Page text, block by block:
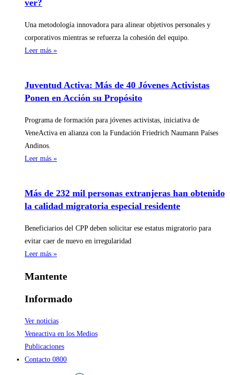
ver?
Una metodología innovadora para alinear objetivos personales y
corporativos mientras se refuerza la cohesión del equipo.
Leer más »
Juventud Activa: Más de 40 Jóvenes Activistas
Ponen en Acción su Propósito
Programa de formación para jóvenes activistas, iniciativa de
VeneActiva en alianza con la Fundación Friedrich Naumann Países
Andinos.
Leer más »
Más de 232 mil personas extranjeras han obtenido
la calidad migratoria especial residente
Beneficiarios del CPP deben solicitar ese estatus migratorio para
evitar caer de nuevo en irregularidad
Leer más »
Mantente
Informado
Ver noticias
Veneactiva en los Medios
Publicaciones
Contacto 0800